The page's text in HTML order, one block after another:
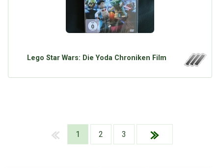
Lego Star Wars: Die Yoda Chroniken Film
1 2 3